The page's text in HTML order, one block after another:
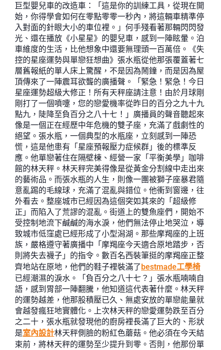
巨型嬰兒車的改造車：「這是你的訓練工具，從現在開
始，你得學會如何在零點零零一秒內，將這輛車精準停
入對面的針眼大小的車位裡。」何手殘看著那輛閃閃發
光、還在播放《小星星》的嬰兒車，感到一陣眩暈。泊
車維度的生活，比他想象中還要無理頭一百萬倍。《失
控的星座運勢與單戀狂想曲》張水瓶從他那張覆蓋著七
層舊報紙的單人床上驚醒，不是因為鬧鐘，而是因為屋
頂傳來了一陣震耳欲聾的廣播聲。「緊急！緊急！今日
星座運勢超級大修正！所有天秤座請注意！由於月球剛
剛打了一個噴嚏，您的戀愛機率從昨日的百分之九十九
點九，陡降至負百分之八十七！」廣播員的聲音聽起來
像是一個正在經歷中年危機的雙子座，充滿了戲劇性的
絕望。張水瓶，一個典型的水瓶座，立刻感到一陣恐
慌，這是他患有「星座預報壓力症候群」後的標準反
應。他單戀著住在隔壁棟、經營一家「平衡美學」咖啡
館的林天秤。林天秤完美得像是從黃金分割線中走出來
的藝術品。而張水瓶的人生，則像一團被獅子座暴君隨
意亂踢的毛線球，充滿了混亂與錯位。他衝到窗邊，往
外看去。整座城市已經因為這個突如其來的「超級修
正」而陷入了荒謬的混亂。街道上的雙魚座們，開始不
受控制地流下鹹鹹的海水淚，他們無法停止地哭泣，導
致城市低窪處已經形成了小型潟湖。那些摩羯座的上班
族，嚴格遵守著廣播中「摩羯座今天適合原地踏步，否
則將失去襪子」的指令。數百名西裝筆挺的摩羯座正整
齊地站在原地，他們的鞋子裡裝滿了bestmade工學椅
已經潮濕的淚水。「負百分之八十七？」張水瓶喃喃自
語，感到胃部一陣翻騰，他知道這代表著什麼。林天秤
的運勢越差，他那股積壓已久、無處安放的單戀能量就
會越發瘋狂地實體化。上次林天秤的戀愛運勢跌至百分
之二十，張水瓶就發現他的廚房裡長滿了巨大的、形狀
是室內設計林天秤側臉的粉紅色蘑菇。他必須在今天結
束前，將林天秤的運勢至少提升到零。否則，他那份單